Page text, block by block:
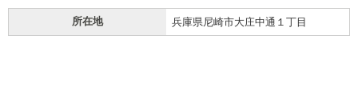
所在地 兵庫県尼崎市大庄中通１丁目